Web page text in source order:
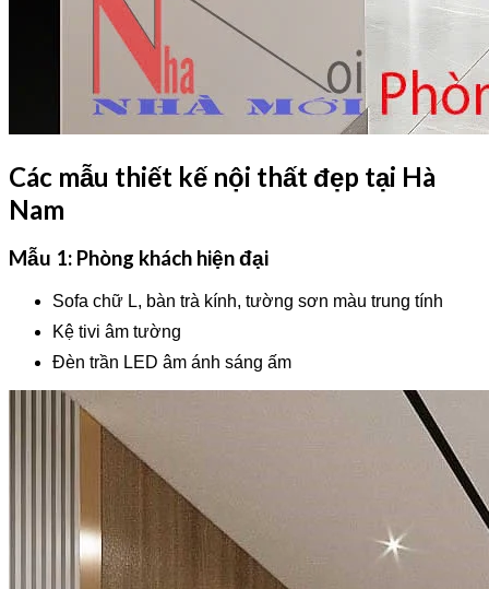
Các mẫu thiết kế nội thất đẹp tại Hà
Nam
Mẫu 1: Phòng khách hiện đại
Sofa chữ L, bàn trà kính, tường sơn màu trung tính
Kệ tivi âm tường
Đèn trần LED âm ánh sáng ấm